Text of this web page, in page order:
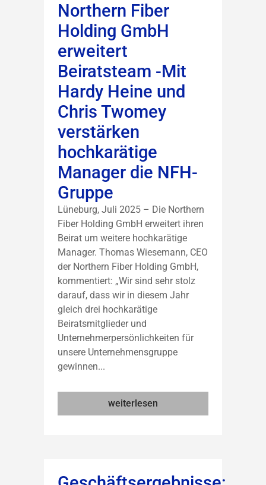
Northern Fiber
Holding GmbH
erweitert
Beiratsteam -Mit
Hardy Heine und
Chris Twomey
verstärken
hochkarätige
Manager die NFH-
Gruppe
Lüneburg, Juli 2025 – Die Northern
Fiber Holding GmbH erweitert ihren
Beirat um weitere hochkarätige
Manager. Thomas Wiesemann, CEO
der Northern Fiber Holding GmbH,
kommentiert: „Wir sind sehr stolz
darauf, dass wir in diesem Jahr
gleich drei hochkarätige
Beiratsmitglieder und
Unternehmerpersönlichkeiten für
unsere Unternehmensgruppe
gewinnen...
weiterlesen